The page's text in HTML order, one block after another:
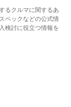
るクルマに関するあ
ペックなどの公式情
検討に役立つ情報を